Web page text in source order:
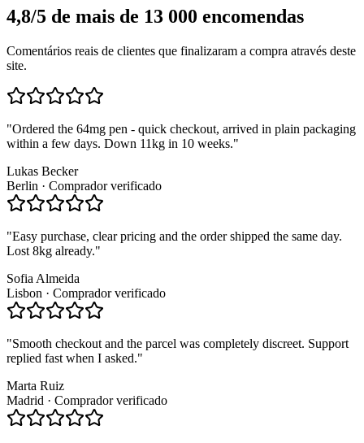
4,8/5 de mais de 13 000 encomendas
Comentários reais de clientes que finalizaram a compra através deste
site.
"Ordered the 64mg pen - quick checkout, arrived in plain packaging
within a few days. Down 11kg in 10 weeks."
Lukas Becker
Berlin · Comprador verificado
"Easy purchase, clear pricing and the order shipped the same day.
Lost 8kg already."
Sofia Almeida
Lisbon · Comprador verificado
"Smooth checkout and the parcel was completely discreet. Support
replied fast when I asked."
Marta Ruiz
Madrid · Comprador verificado